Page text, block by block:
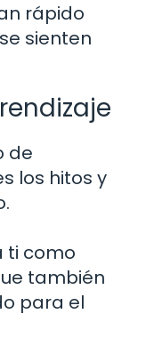
rápido
sienten
de
los hitos y
ti como
también
para el